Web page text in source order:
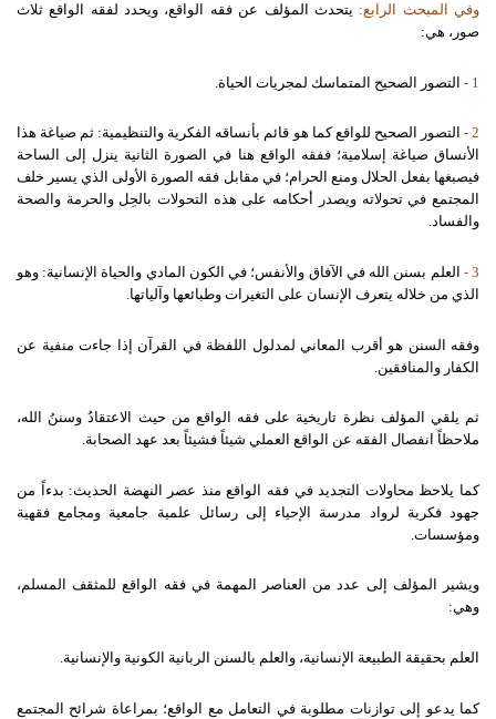
وفي المبحث الرابع: يتحدث المؤلف عن فقه الواقع، ويحدد لفقه الواقع ثلاث
صور، هي:
1 - التصور الصحيح المتماسك لمجريات الحياة.
2 -
التصور الصحيح للواقع كما هو قائم بأنساقه الفكرية والتنظيمية: ثم صياغة هذا
الأنساق صياغة إسلامية؛ ففقه الواقع هنا في الصورة الثانية ينزل إلى الساحة
فيصبغها بفعل الحلال ومنع الحرام؛ في مقابل فقه الصورة الأولى الذي يسير خلف
المجتمع في تحولاته ويصدر أحكامه على هذه التحولات بالحِل والحرمة والصحة
والفساد.
3 -
العلم بسنن الله في الآفاق والأنفس؛ في الكون المادي والحياة الإنسانية: وهو
الذي من خلاله يتعرف الإنسان على التغيرات وطبائعها وآلياتها.
وفقه السنن هو أقرب المعاني لمدلول اللفظة في القرآن إذا جاءت منفية عن
الكفار والمنافقين.
ثم يلقي المؤلف نظرة تاريخية على فقه الواقع من حيث الاعتقادُ وسننُ الله،
ملاحظاً انفصال الفقه عن الواقع العملي شيئاً فشيئاً بعد عهد الصحابة.
كما يلاحظ محاولات التجديد في فقه الواقع منذ عصر النهضة الحديث: بدءاً من
جهود فكرية لرواد مدرسة الإحياء إلى رسائل علمية جامعية ومجامع فقهية
ومؤسسات.
ويشير المؤلف إلى عدد من العناصر المهمة في فقه الواقع للمثقف المسلم،
وهي:
العلم بحقيقة الطبيعة الإنسانية، والعلم بالسنن الربانية الكونية والإنسانية.
كما يدعو إلى توازنات مطلوبة في التعامل مع الواقع؛ بمراعاة شرائح المجتمع